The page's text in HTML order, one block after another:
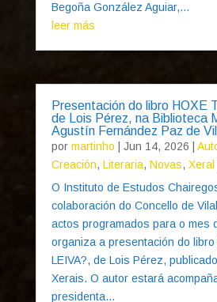
Begoña González Aguiar,...
leer más
Presentación do libro HOXE
de Lois Pérez, na Biblioteca
Agustín Fernández Paz de
por martinho Jun 14, 2026
Creación, Literaria, Novas, Xeral
O Instituto de Estudos
colaboración do Concello de
actos programados para o mes
organiza a presentación do libro
LEIVA?, de Lois Pérez,
Xerais. O autor estará
presidenta...